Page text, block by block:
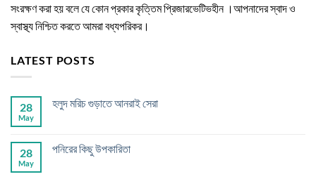
সংরক্ষণ করা হয় বলে যে কোন প্রকার কৃত্তিম প্রিজারভেটিভহীন ।আপনাদের স্বাদ ও
স্বাস্থ্য নিশ্চিত করতে আমরা বধ্যপরিকর।
LATEST POSTS
28
May
হলুদ মরিচ গুড়াতে আনরাই সেরা
28
May
পনিরের কিছু উপকারিতা